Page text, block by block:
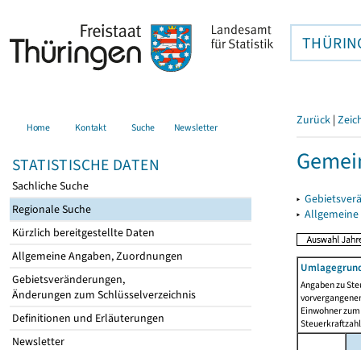
Home Kontakt Suche Newsletter
STATISTISCHE DATEN
Sachliche Suche
Regionale Suche
Kürzlich bereitgestellte Daten
Allgemeine Angaben, Zuordnungen
Gebietsveränderungen,
Änderungen zum Schlüsselverzeichnis
Definitionen und Erläuterungen
Newsletter
Zurück |
▸
▸
Angaben zu
Einwohner